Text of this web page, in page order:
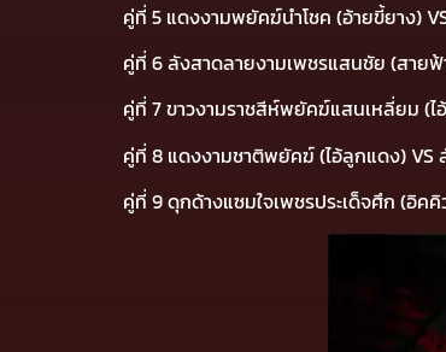
คู่ที่ 5 แดงงามพยัคฆ์นำโชค (อ้ายขี้ยาง)
คู่ที่ 6 ลังสาดลายงามเพชรแสนชัย (สายฟ้
คู่ที่ 7 ขาวงามราชสีห์พยัคฆ์แสนเหลี่ยม (
คู่ที่ 8 แดงงามชาติพยัคฆ์ (ไอ้ลูกแดง)
คู่ที่ 9 ดุกด้างแซมใจเพชรประเด็จศึก (อิค